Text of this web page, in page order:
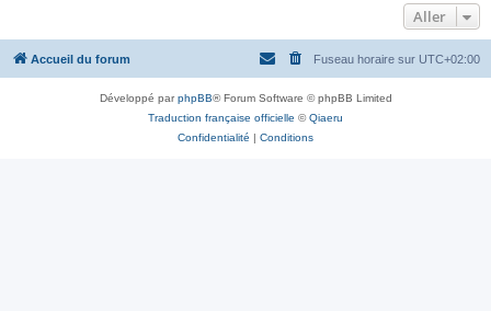
Aller
Accueil du forum Fuseau horaire sur UTC+02:00
Développé parphpBB® Forum Software © phpBB Limited
Traduction française officielle ©Qiaeru
Confidentialité | Conditions